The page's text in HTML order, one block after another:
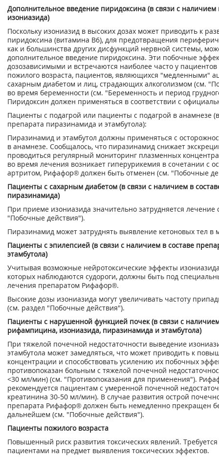
Дополнительное введение пиридоксина (в связи с наличием
изониазида)
Поскольку изониазид в высоких дозах может приводить к
пиридоксина (витамина В6), для предотвращения
как и большинства других дисфункций нервной системы,
дополнительное введение пиридоксина. Эти побочные
дозозависимыми и встречаются наиболее часто у
пожилого возраста, пациентов, являющихся "медленными"
сахарным диабетом и лиц, страдающих алкоголизмом (см.
во время беременности (см. "Беременность и период
Пиридоксин должен применяться в соответствии с
Пациенты с подагрой или пациенты с подагрой в анамнезе
препарата пиразинамида и этамбутола):
Пиразинамид и этамбутол должны применяться с
в анамнезе. Сообщалось, что пиразинамид снижает
проводиться регулярный мониторинг плазменных
во время лечения возникает гиперурикемия в сочетании с
артритом, Рифафор® должен быть отменен (см. "Побочные
Пациенты с сахарным диабетом (в связи с наличием в
пиразинамида)
При приеме изониазида значительно затрудняется лечение
"Побочные действия").
Пиразинамид может затруднять выявление кетоновых тел в
Пациенты с эпилепсией (в связи с наличием в составе
этамбутола)
Учитывая возможные нейротоксические эффекты
которых наблюдаются судороги, должны быть под
лечения препаратом Рифафор®.
Высокие дозы изониазида могут увеличивать частоту
(см. раздел "Побочные действия").
Пациенты с нарушенной функцией почек (в связи с
рифампицина, изониазида, пиразинамида и этамбутола)
При тяжелой почечной недостаточности выведение
этамбутола может замедляться, что может приводить к
концентрации и способствовать усилению их побочных
противопоказан больным с тяжелой почечной
<30 мл/мин) (см. "Противопоказания для применения").
рекомендуется пациентам с умеренной почечной
креатинина 30-50 мл/мин). В случае развития острой
препарата Рифафор® должен быть немедленно прекращен
дальнейшем (см. "Побочные действия").
Пациенты пожилого возраста
Повышенный риск развития токсических явлений.
пациентами на предмет выявления токсических эффектов.